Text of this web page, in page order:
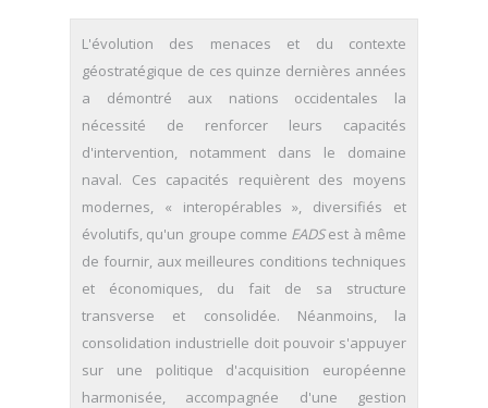
L'évolution des menaces et du contexte
géostratégique de ces quinze dernières années
a démontré aux nations occidentales la
nécessité de renforcer leurs capacités
d'intervention, notamment dans le domaine
naval. Ces capacités requièrent des moyens
modernes, « interopérables », diversifiés et
évolutifs, qu'un groupe comme EADSest à même
de fournir, aux meilleures conditions techniques
et économiques, du fait de sa structure
transverse et consolidée. Néanmoins, la
consolidation industrielle doit pouvoir s'appuyer
sur une politique d'acquisition européenne
harmonisée, accompagnée d'une gestion